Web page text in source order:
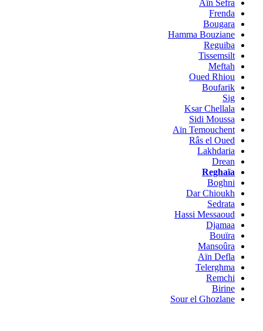
Aïn Sefra
Frenda
Bougara
Hamma Bouziane
Reguiba
Tissemsilt
Meftah
Oued Rhiou
Boufarik
Sig
Ksar Chellala
Sidi Moussa
Aïn Temouchent
Râs el Oued
Lakhdaria
Drean
Reghaïa
Boghni
Dar Chioukh
Sedrata
Hassi Messaoud
Djamaa
Bouïra
Mansoûra
Aïn Defla
Telerghma
Remchi
Birine
Sour el Ghozlane